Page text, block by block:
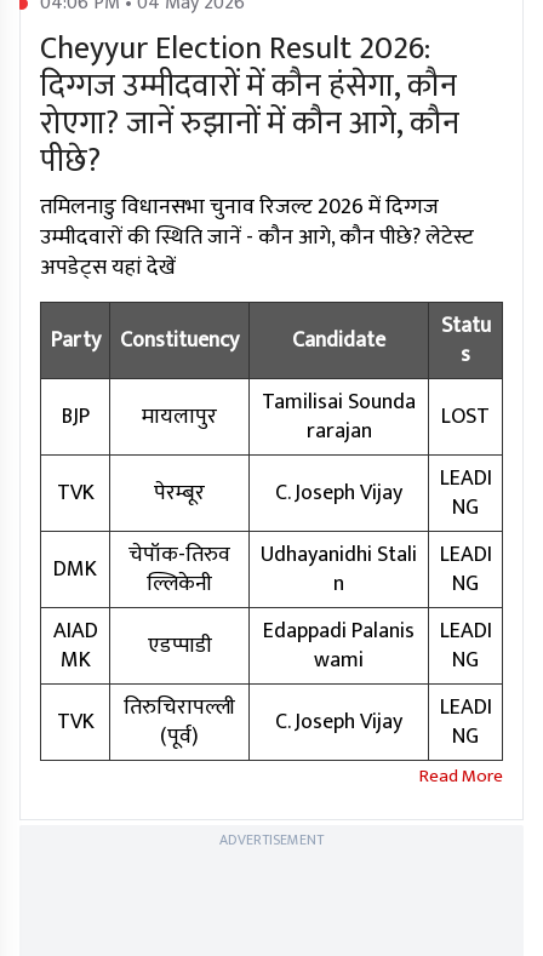
Cheyyur Election Result 2026:
दिग्गज उम्मीदवारों में कौन हंसेगा, कौन
रोएगा? जानें रुझानों में कौन आगे, कौन
पीछे?
तमिलनाडु विधानसभा चुनाव रिजल्ट 2026 में दिग्गज
उम्मीदवारों की स्थिति जानें - कौन आगे, कौन पीछे? लेटेस्ट
अपडेट्स यहां देखें
Party Constituency Candidate
Statu
s
BJP
मायलापुर
Tamilisai Sounda
rarajan
LOST
TVK पेरम्बूर C. Joseph Vijay
LEADI
NG
DMK
चेपॉक-तिरुव
ल्लिकेनी
Udhayanidhi Stali
n
LEADI
NG
AIAD
MK
एडप्पाडी
Edappadi Palanis
wami
LEADI
NG
TVK
तिरुचिरापल्ली
(पूर्व)
C. Joseph Vijay
LEADI
NG
ADVERTISEMENT